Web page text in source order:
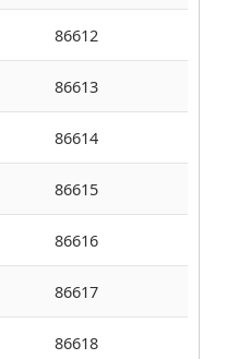
86612
86613
86614
86615
86616
86617
86618